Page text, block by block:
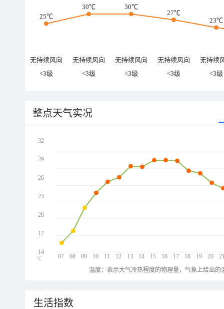
25℃
30℃ 30℃
27℃
23℃
无持续风向 无持续风向 无持续风向 无持续风向
无持续
<3级
<3级 <3级 <3级 <3级
整点天气实况
07 08 09 10 11 12 13 14 15 16 17 18 19 20
32
29
26
23
20
17
14
℃
温度：表示大气冷热程度的物理量，气象上给出
生活指数